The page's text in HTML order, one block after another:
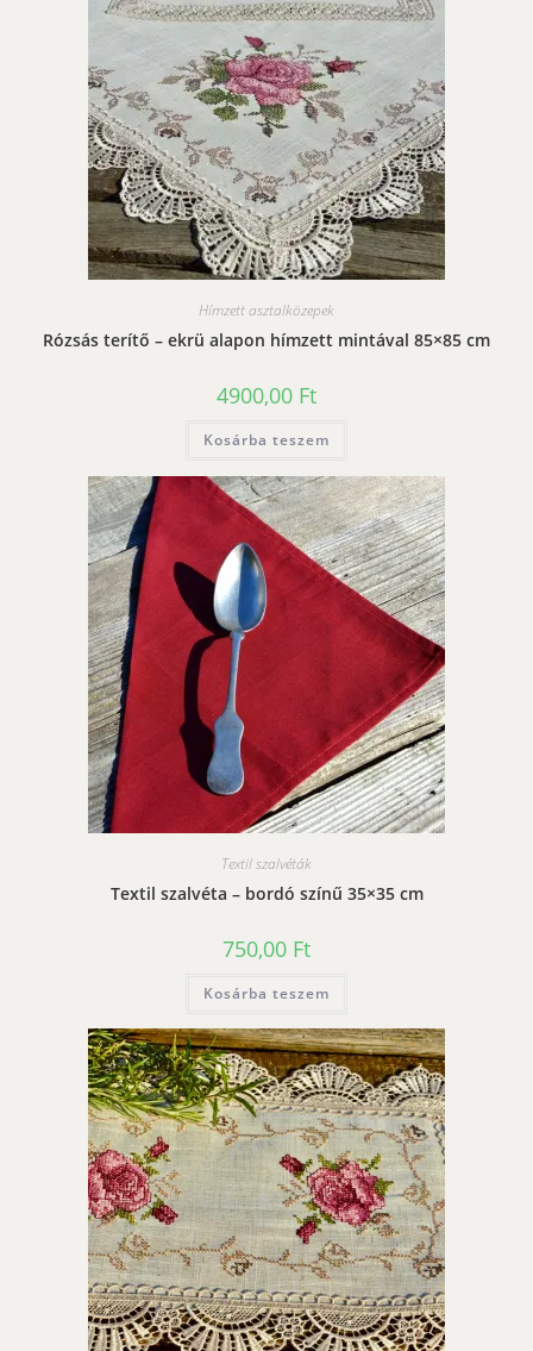
Hímzett asztalközepek
Rózsás terítő – ekrü alapon hímzett mintával 85×85 cm
4900,00 Ft
Kosárba teszem
Textil szalvéták
Textil szalvéta – bordó színű 35×35 cm
750,00 Ft
Kosárba teszem